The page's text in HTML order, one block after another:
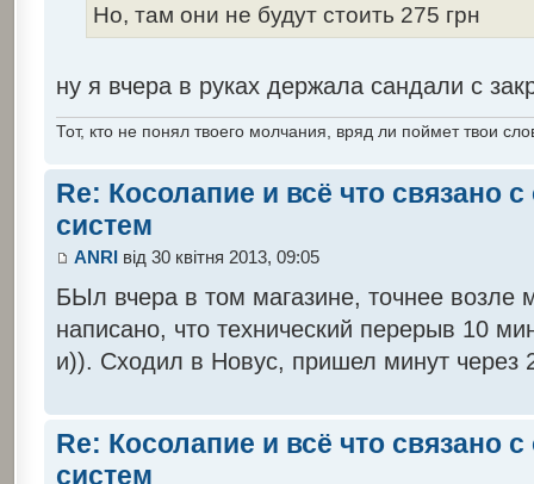
Но, там они не будут стоить 275 грн
ну я вчера в руках держала сандали с
Тот, кто не понял твоего молчания, вряд ли поймет твои
Re: Косолапие и всё что связано
систем
ANRIвід 30 квітня 2013, 09:05
БЫл вчера в том магазине, точнее возле
написано, что технический перерыв 10
и)). Сходил в Новус, пришел минут через
Re: Косолапие и всё что связано
систем